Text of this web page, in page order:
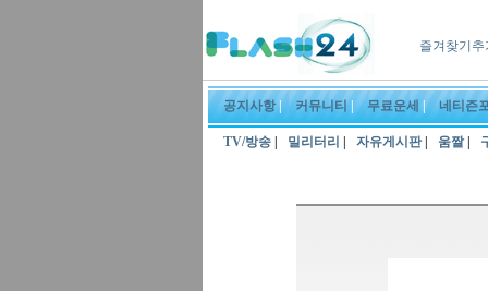
즐겨찾기
공지사항| 커뮤니티| 무료운세 |네티즌
TV/방송 밀리터리 |자유게시판| 움짤|